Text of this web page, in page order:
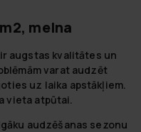
melna
augstas kvalitātes un
varat audzēt
uz laika apstākļiem.
vieta atpūtai.
audzēšanas sezonu